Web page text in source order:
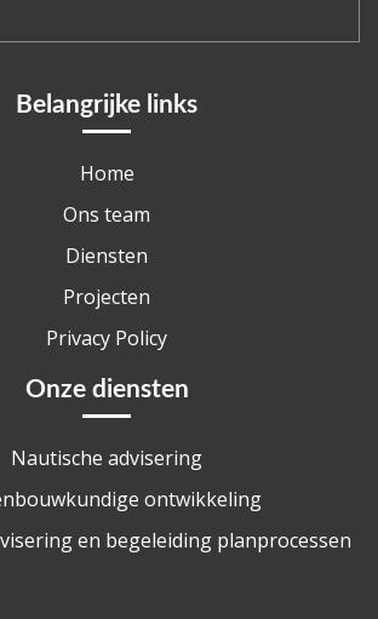
Belangrijke links
Home
Ons team
Diensten
Projecten
Privacy Policy
Onze diensten
Nautische advisering
ontwikkeling
en begeleiding planprocessen